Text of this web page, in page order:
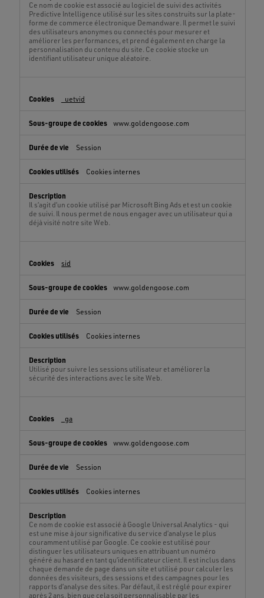
Ce nom de cookie est associé au logiciel de suivi des activités
Predictive Intelligence utilisé sur les sites construits sur la plate-
forme de commerce électronique Demandware. Il permet le suivi
des utilisateurs anonymes ou connectés pour mesurer et
améliorer les performances, et prend également en charge la
personnalisation du contenu du site. Ce cookie stocke un
identifiant utilisateur unique aléatoire.
_uetvid
www.goldengoose.com
Session
Cookies internes
Il s’agit d’un cookie utilisé par Microsoft Bing Ads et est un cookie
de suivi. Il nous permet de nous engager avec un utilisateur qui a
déjà visité notre site Web.
sid
www.goldengoose.com
Session
Cookies internes
Utilisé pour suivre les sessions utilisateur et améliorer la
sécurité des interactions avec le site Web.
_ga
www.goldengoose.com
Session
Cookies internes
Ce nom de cookie est associé à Google Universal Analytics - qui
est une mise à jour significative du service d’analyse le plus
couramment utilisé par Google. Ce cookie est utilisé pour
distinguer les utilisateurs uniques en attribuant un numéro
généré au hasard en tant qu’identificateur client. Il est inclus dans
chaque demande de page dans un site et utilisé pour calculer les
données des visiteurs, des sessions et des campagnes pour les
rapports d’analyse des sites. Par défaut, il est réglé pour expirer
après 2 ans, bien que cela soit personnalisable par les